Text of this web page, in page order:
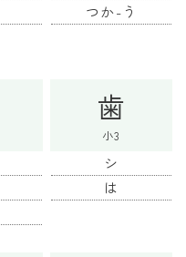
つか-う
歯
小3
シ
は